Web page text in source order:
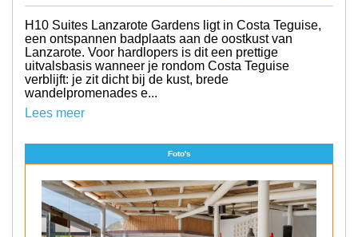
H10 Suites Lanzarote Gardens ligt in Costa Teguise,
een ontspannen badplaats aan de oostkust van
Lanzarote. Voor hardlopers is dit een prettige
uitvalsbasis wanneer je rondom Costa Teguise
verblijft: je zit dicht bij de kust, brede
wandelpromenades e...
Lees meer
Foto's